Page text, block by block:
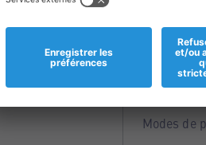
nous
Magasins
Modes de